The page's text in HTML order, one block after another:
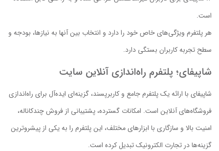
است.
هر پلتفرم ویژگی‌های خاص خود را دارد و انتخاب بین آنها به نیازها، بودجه و
سطح تجربه کاربران بستگی دارد.
شاپیفای؛ پلتفرم راه‌اندازی آنلاین سایت
شاپیفای با ارائه یک پلتفرم جامع و کاربرپسند، گزینه‌ای ایده‌آل برای راه‌اندازی
فروشگاه‌های آنلاین است. امکانات گسترده، پشتیبانی از فروش چندکاناله،
امنیت بالا و سازگاری با ابزارهای مختلف، این پلتفرم را به یکی از پیشروترین
گزینه‌ها در تجارت الکترونیک تبدیل کرده است.